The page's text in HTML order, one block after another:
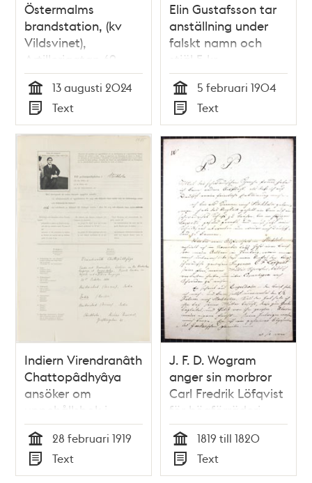
Östermalms
brandstation, (kv
Vildsvinet),
Artillerigatan 69
Tid
13 augusti 2024
Typ
Text
Elin Gustafsson tar
anställning under
falskt namn och
stjäl 5 kr
Tid
5 februari 1904
Typ
Text
Indiern Virendranâth
Chattopâdhyâya
ansöker om
uppehållsbok i
Sverige
Tid
28 februari 1919
Typ
Text
J. F. D. Wogram
anger sin morbror
Carl Fredrik Löfqvist
för högförräderi -
brev 1820
Tid
1819 till 1820
Typ
Text